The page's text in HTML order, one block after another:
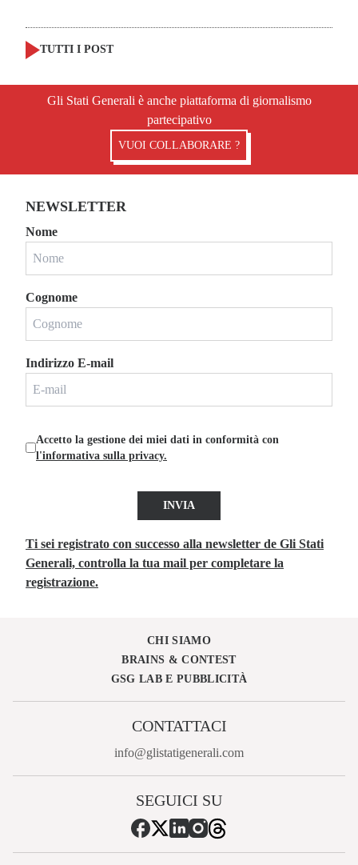
TUTTI I POST
Gli Stati Generali è anche piattaforma di giornalismo
partecipativo
VUOI COLLABORARE ?
NEWSLETTER
Nome
Cognome
Indirizzo E-mail
Accetto la gestione dei miei dati in conformità con
l'informativa sulla privacy.
INVIA
Ti sei registrato con successo alla newsletter de Gli Stati
Generali, controlla la tua mail per completare la
registrazione.
CHI SIAMO
BRAINS & CONTEST
GSG LAB E PUBBLICITÀ
CONTATTACI
info@glistatigenerali.com
SEGUICI SU